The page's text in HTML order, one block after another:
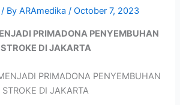
/ ByARAmedika/October 7, 2023
PRIMADONA PENYEMBUHAN
STROKE DI JAKARTA